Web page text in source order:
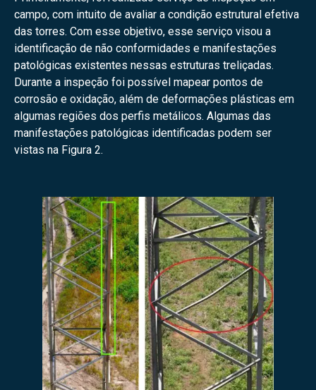
campo, com intuito de avaliar a condição estrutural efetiva
das torres. Com esse objetivo, esse serviço visou a
identificação de não conformidades e manifestações
patológicas existentes nessas estruturas treliçadas.
Durante a inspeção foi possível mapear pontos de
corrosão e oxidação, além de deformações plásticas em
algumas regiões dos perfis metálicos. Algumas das
manifestações patológicas identificadas podem ser
vistas na Figura 2.